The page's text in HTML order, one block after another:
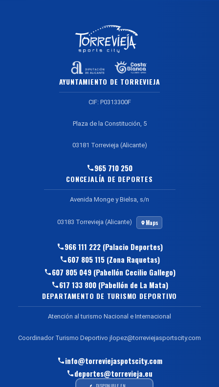
AYUNTAMIENTO DE TORREVIEJA
CIF: P0313300F
Plaza de la Constitución, 5
03181 Torrevieja (Alicante)
965 710 250
CONCEJALÍA DE DEPORTES
Avenida Monge y Bielsa, s/n
03183 Torrevieja (Alicante) Maps
966 111 222 (Palacio Deportes)
607 805 115 (Zona Raquetas)
607 805 049 (Pabellón Cecilio Gallego)
617 133 800 (Pabellón de La Mata)
DEPARTAMENTO DE TURISMO DEPORTIVO
Atención al turismo Nacional e Internacional
Coordinador Turismo Deportivo jlopez@torreviejasportscity.com
info@torreviejaspotscity.com
deportes@torrevieja.eu
DISPONIBLE EN